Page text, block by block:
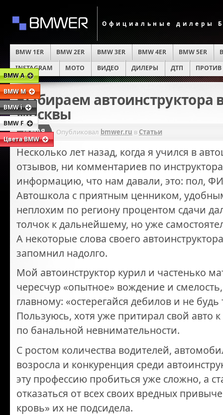
Официальные дилеры
BMW 1ER BMW 2ER BMW 3ER BMW 4ER BMW 5ER
INSTAGRAM
MOTO ВИДЕО ДИЛЕРЫ ДТП ПРОТИВ
Выбираем
Москвы
14 МАЯ Опубликовал bmwer.ru в Статьи
Несколько лет назад, когда я учился в
отзывов, ни комментариев по
информацию, что нам давали, это: пол,
Автошкола с приятным ценником,
неплохим по региону процентом сдачи
толчок к дальнейшему, но уже
А некоторые слова своего
запомнил надолго.
Мой автоинструктор курил и частенько
чересчур «опытное» вождение и
главному: «остерегайся дебилов и не
Пользуюсь, хотя уже притирал свой авто к
по банальной невнимательности.
С ростом количества водителей,
возросла и конкуренция среди
эту профессию пробиться уже сложно, а
отказаться от всех своих вредных
кровь» их не подсидела.
BMW F
BMW M
BMW A
BMW i
Цвета BMW